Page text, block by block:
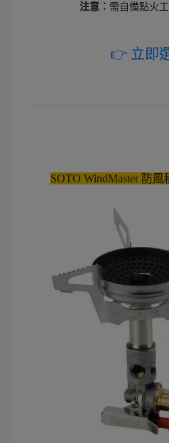
注意： 需自備點火
👉 立即
SOTO WindMaster 防